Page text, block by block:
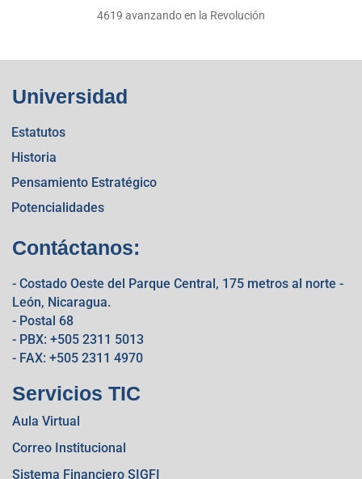
4619 avanzando en la Revolución
Universidad
Estatutos
Historia
Pensamiento Estratégico
Potencialidades
Contáctanos:
- Costado Oeste del Parque Central, 175 metros al norte -
León, Nicaragua.
- Postal 68
- PBX: +505 2311 5013
- FAX: +505 2311 4970
Servicios TIC
Aula Virtual
Correo Institucional
Sistema Financiero SIGFI